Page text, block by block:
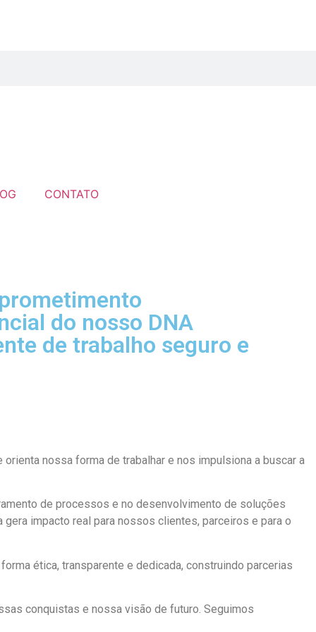
CONTATO
do nosso DNA
de trabalho seguro e
nossa forma de trabalhar e nos impulsiona a buscar a
de processos e no desenvolvimento de soluções
impacto real para nossos clientes, parceiros e para o
ética, transparente e dedicada, construindo parcerias
conquistas e nossa visão de futuro. Seguimos